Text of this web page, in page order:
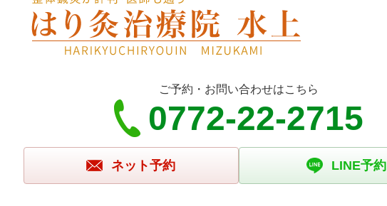
ご予約・お問い合わせはこちら
0772-22-2715
ネット予約 LINE予約